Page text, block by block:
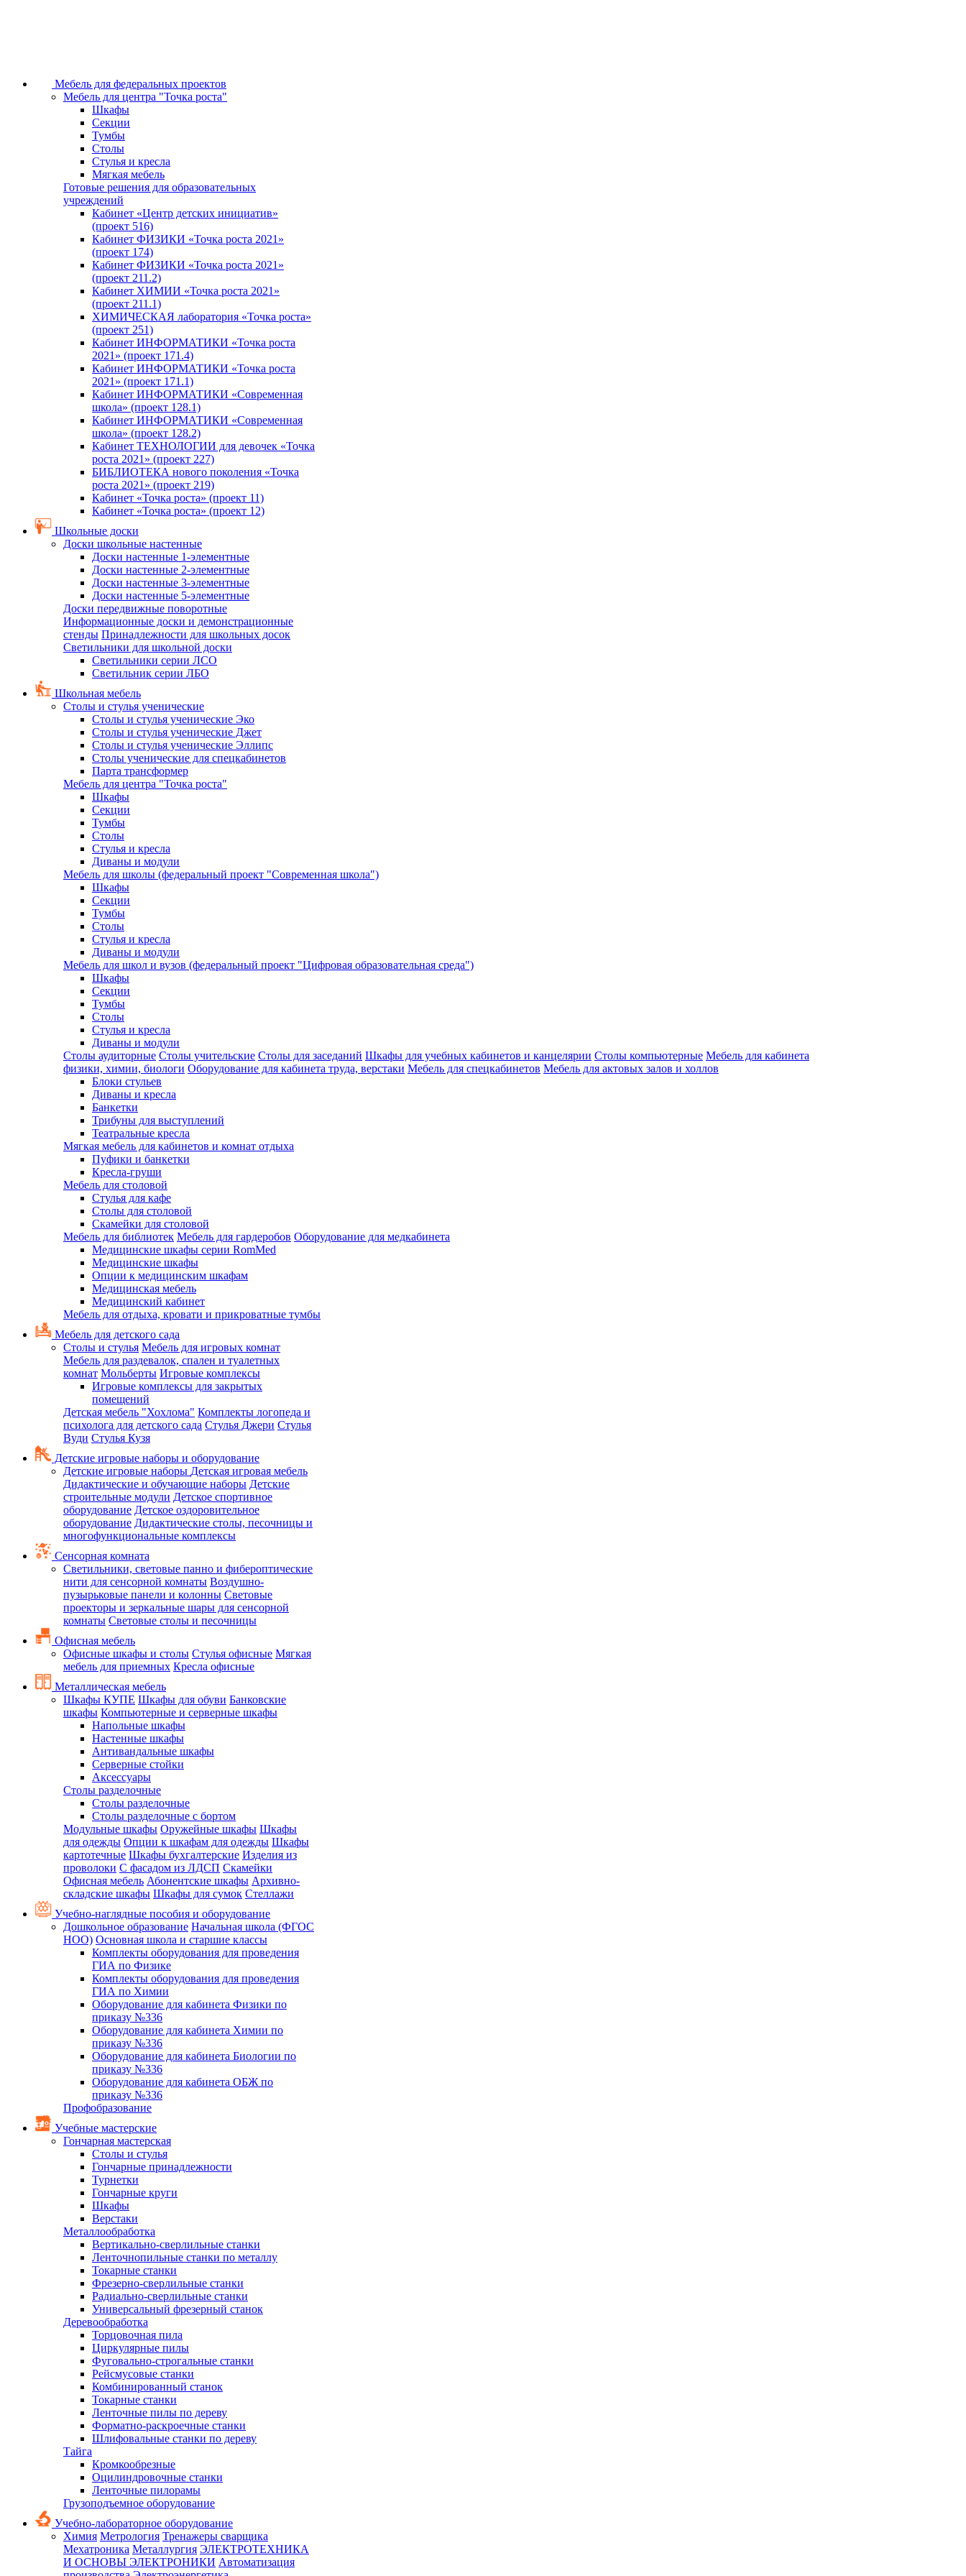
Мебель для федеральных проектов
Мебель для центра "Точка роста"
Шкафы
Секции
Тумбы
Столы
Стулья и кресла
Мягкая мебель
Готовые решения для образовательных
учреждений
Кабинет «Центр детских инициатив»
(проект 516)
Кабинет ФИЗИКИ «Точка роста 2021»
(проект 174)
Кабинет ФИЗИКИ «Точка роста 2021»
(проект 211.2)
Кабинет ХИМИИ «Точка роста 2021»
(проект 211.1)
ХИМИЧЕСКАЯ лаборатория «Точка роста»
(проект 251)
Кабинет ИНФОРМАТИКИ «Точка роста
2021» (проект 171.4)
Кабинет ИНФОРМАТИКИ «Точка роста
2021» (проект 171.1)
Кабинет ИНФОРМАТИКИ «Современная
школа» (проект 128.1)
Кабинет ИНФОРМАТИКИ «Современная
школа» (проект 128.2)
Кабинет ТЕХНОЛОГИИ для девочек «Точка
роста 2021» (проект 227)
БИБЛИОТЕКА нового поколения «Точка
роста 2021» (проект 219)
Кабинет «Точка роста» (проект 11)
Кабинет «Точка роста» (проект 12)
Школьные доски
Доски школьные настенные
Доски настенные 1-элементные
Доски настенные 2-элементные
Доски настенные 3-элементные
Доски настенные 5-элементные
Доски передвижные поворотные
Информационные доски и демонстрационные
стенды Принадлежности для школьных досок
Светильники для школьной доски
Светильники серии ЛСО
Светильник серии ЛБО
Школьная мебель
Столы и стулья ученические
Столы и стулья ученические Эко
Столы и стулья ученические Джет
Столы и стулья ученические Эллипс
Столы ученические для спецкабинетов
Парта трансформер
Мебель для центра "Точка роста"
Шкафы
Секции
Тумбы
Столы
Стулья и кресла
Диваны и модули
Мебель для школы (федеральный проект "Современная школа")
Шкафы
Секции
Тумбы
Столы
Стулья и кресла
Диваны и модули
Мебель для школ и вузов (федеральный проект "Цифровая образовательная среда")
Шкафы
Секции
Тумбы
Столы
Стулья и кресла
Диваны и модули
Столы аудиторные Столы учительские Столы для заседаний Шкафы для учебных кабинетов и канцелярии Столы компьютерные Мебель для кабинета
физики, химии, биологи Оборудование для кабинета труда, верстаки Мебель для спецкабинетов Мебель для актовых залов и холлов
Блоки стульев
Диваны и кресла
Банкетки
Трибуны для выступлений
Театральные кресла
Мягкая мебель для кабинетов и комнат отдыха
Пуфики и банкетки
Кресла-груши
Мебель для столовой
Cтулья для кафе
Cтолы для столовой
Скамейки для столовой
Мебель для библиотек Мебель для гардеробов Оборудование для медкабинета
Медицинские шкафы серии RomMed
Медицинские шкафы
Опции к медицинским шкафам
Медицинская мебель
Медицинский кабинет
Мебель для отдыха, кровати и прикроватные тумбы
Мебель для детского сада
Столы и стулья Мебель для игровых комнат
Мебель для раздевалок, спален и туалетных
комнат Мольберты Игровые комплексы
Игровые комплексы для закрытых
помещений
Детская мебель "Хохлома" Комплекты логопеда и
психолога для детского сада Стулья Джери Стулья
Вуди Стулья Кузя
Детские игровые наборы и оборудование
Детские игровые наборы Детская игровая мебель
Дидактические и обучающие наборы Детские
строительные модули Детское спортивное
оборудование Детское оздоровительное
оборудование Дидактические столы, песочницы и
многофункциональные комплексы
Сенсорная комната
Светильники, световые панно и фибероптические
нити для сенсорной комнаты Воздушно-
пузырьковые панели и колонны Световые
проекторы и зеркальные шары для сенсорной
комнаты Световые столы и песочницы
Офисная мебель
Офисные шкафы и столы Стулья офисные Мягкая
мебель для приемных Кресла офисные
Металлическая мебель
Шкафы КУПЕ Шкафы для обуви Банковские
шкафы Компьютерные и серверные шкафы
Напольные шкафы
Настенные шкафы
Антивандальные шкафы
Серверные стойки
Аксессуары
Столы разделочные
Столы разделочные
Столы разделочные с бортом
Модульные шкафы Оружейные шкафы Шкафы
для одежды Опции к шкафам для одежды Шкафы
картотечные Шкафы бухгалтерские Изделия из
проволоки С фасадом из ЛДСП Скамейки
Офисная мебель Абонентские шкафы Архивно-
складские шкафы Шкафы для сумок Стеллажи
Учебно-наглядные пособия и оборудование
Дошкольное образование Начальная школа (ФГОС
НОО) Основная школа и старшие классы
Комплекты оборудования для проведения
ГИА по Физике
Комплекты оборудования для проведения
ГИА по Химии
Оборудование для кабинета Физики по
приказу №336
Оборудование для кабинета Химии по
приказу №336
Оборудование для кабинета Биологии по
приказу №336
Оборудование для кабинета ОБЖ по
приказу №336
Профобразование
Учебные мастерские
Гончарная мастерская
Столы и стулья
Гончарные принадлежности
Турнетки
Гончарные круги
Шкафы
Верстаки
Металлообработка
Вертикально-сверлильные станки
Ленточнопильные станки по металлу
Токарные станки
Фрезерно-сверлильные станки
Радиально-сверлильные станки
Универсальный фрезерный станок
Деревообработка
Торцовочная пила
Циркулярные пилы
Фуговально-строгальные станки
Рейсмусовые станки
Комбинированный станок
Токарные станки
Ленточные пилы по дереву
Форматно-раскроечные станки
Шлифовальные станки по дереву
Тайга
Кромкообрезные
Оцилиндровочные станки
Ленточные пилорамы
Грузоподъемное оборудование
Учебно-лабораторное оборудование
Химия Метрология Тренажеры сварщика
Мехатроника Металлургия ЭЛЕКТРОТЕХНИКА
И ОСНОВЫ ЭЛЕКТРОНИКИ Автоматизация